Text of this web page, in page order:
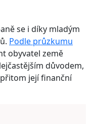
se i díky mladým
Podle průzkumu
obyvatel země
důvodem,
její finanční